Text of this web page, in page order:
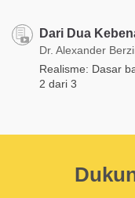
Dari Dua
Dr. Alexander
Realisme: Dasar
2 dari 3